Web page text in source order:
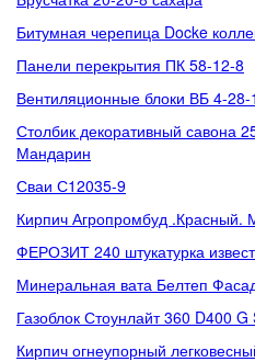
Битумная черепица Docke
Панели перекрытия ПК 58-12-8
Вентиляционные блоки ВБ 4-28-1
Столбик декоративный савона
Мандарин
Сваи С12035-9
Кирпич Агропромбуд .Красный.
ФЕРОЗИТ 240 штукатурка
Минеральная вата Белтеп
Газоблок Стоунлайт 360 D400 G
Кирпич огнеупорный